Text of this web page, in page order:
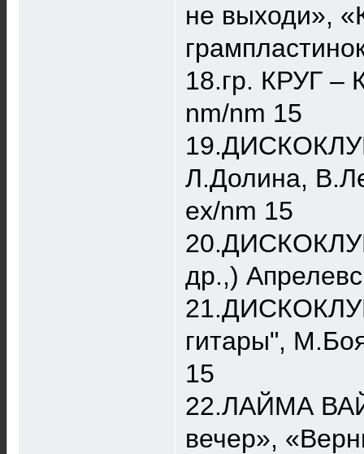
не выходи»,
18.гр. КРУГ –
nm/nm 15
Л.Долина,
ex/nm 15
др.,)
гитары",
15
22.ЛАЙМА
вечер»,